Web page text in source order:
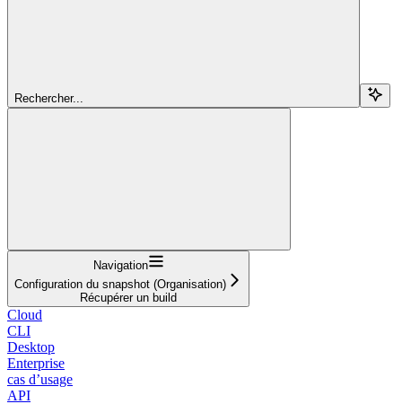
Rechercher...
Navigation
Configuration du snapshot (Organisation)
Récupérer un build
Cloud
CLI
Desktop
Enterprise
cas d’usage
API